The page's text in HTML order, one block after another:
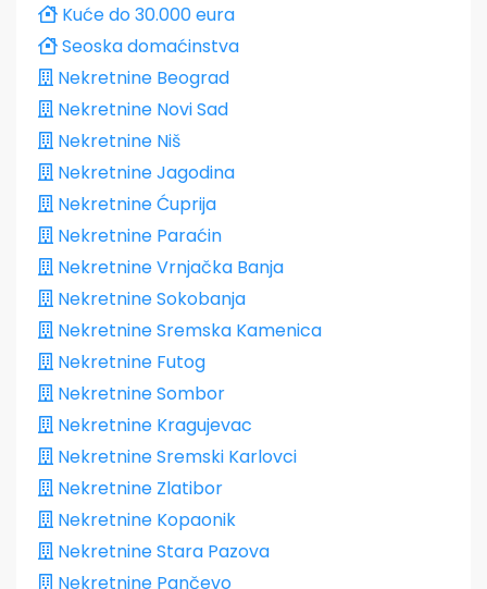
Kuće do 30.000 eura
Seoska domaćinstva
Nekretnine Beograd
Nekretnine Novi Sad
Nekretnine Niš
Nekretnine Jagodina
Nekretnine Ćuprija
Nekretnine Paraćin
Nekretnine Vrnjačka Banja
Nekretnine Sokobanja
Nekretnine Sremska Kamenica
Nekretnine Futog
Nekretnine Sombor
Nekretnine Kragujevac
Nekretnine Sremski Karlovci
Nekretnine Zlatibor
Nekretnine Kopaonik
Nekretnine Stara Pazova
Nekretnine Pančevo